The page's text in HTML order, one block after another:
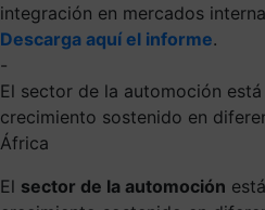
integración en mercados
Descarga aquí el informe.
-
El sector de la automoción
crecimiento sostenido en
África
El sector de la automoción